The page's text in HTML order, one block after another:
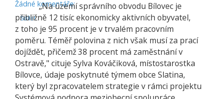
Žádné komentáře:
Sdílet
„Na území správního obvodu Bílovec je
přibližně 12 tisíc ekonomicky aktivních obyvatel,
z toho je 95 procent je v trvalém pracovním
poměru. Téměř polovina z nich však musí za prací
dojíždět, přičemž 38 procent má zaměstnání v
Ostravě," cituje Sylva Kováčiková, místostarostka
Bílovce, údaje poskytnuté týmem obce Slatina,
který byl zpracovatelem strategie v rámci projektu